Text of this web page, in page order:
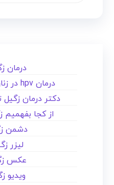
درمان
درمان hpv در زنان اچ پی وی در زنان
دکتر درمان
از کجا بفهمیم
دشمن
لیزر
عکس
ویدیو